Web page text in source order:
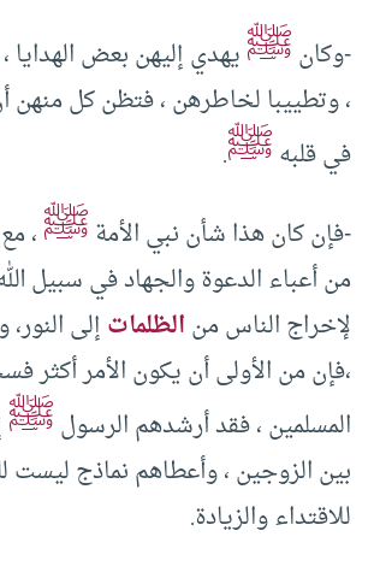
-وكانﷺيهدي إليهن بعض الهدايا ،
، وتطييبا لخاطرهن ، فتظن كل منهن
في قلبهﷺ.
-فإن كان هذا شأن نبي الأمةﷺ،
من أعباء الدعوة والجهاد في سبيل
لإخراج الناس منالظلماتإلى النور،
،فإن من الأولى أن يكون الأمر أكثر
المسلمين ، فقد أرشدهم الرسولﷺ
بين الزوجين ، وأعطاهم نماذج ليست
للاقتداء والزيادة.